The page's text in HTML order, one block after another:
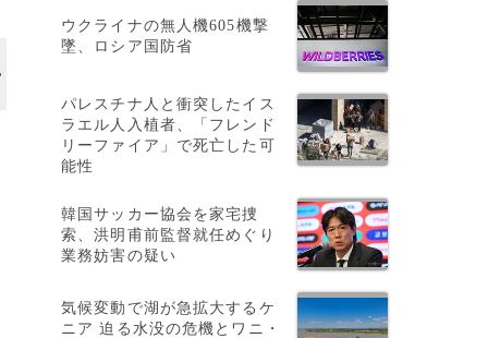
ウクライナの無人機605機撃
墜、ロシア国防省
パレスチナ人と衝突したイス
ラエル人入植者、「フレンド
リーファイア」で死亡した可
能性
韓国サッカー協会を家宅捜
索、洪明甫前監督就任めぐり
業務妨害の疑い
気候変動で湖が急拡大するケ
ニア 迫る水没の危機とワニ・